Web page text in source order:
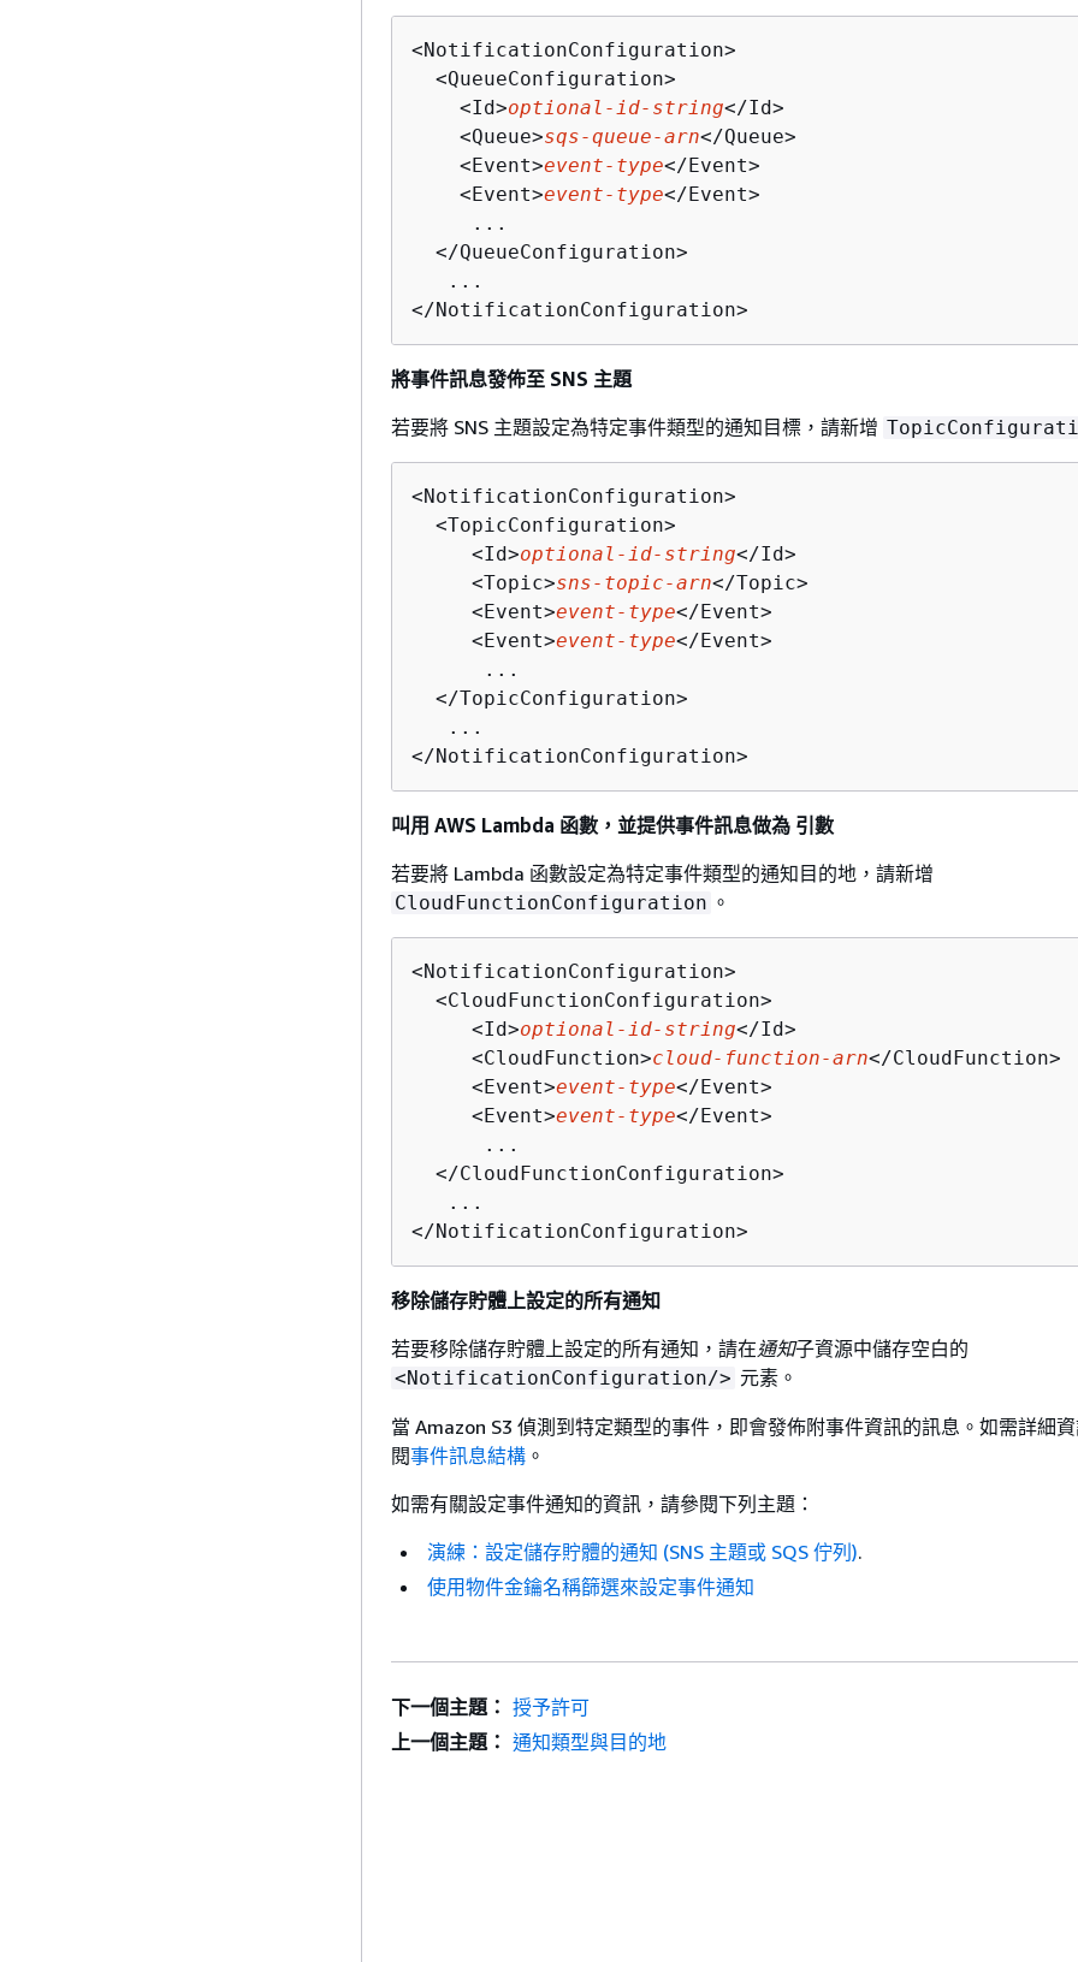
<NotificationConfiguration>
  <QueueConfiguration>
    <Id>
optional-id-string</Id>
    <Queue>
sqs-queue-arn</Queue>
    <Event>
event-type</Event>
    <Event>
event-type</Event>
     ...
  </QueueConfiguration>
   ...
</NotificationConfiguration>
將事件訊息發佈至 SNS 主題
若要將 SNS 主題設定為特定事件類型的通知目標，請新增
<NotificationConfiguration>
  <TopicConfiguration>
     <Id>
optional-id-string</Id>
     <Topic>
sns-topic-arn</Topic>
     <Event>
event-type</Event>
     <Event>
event-type</Event>
      ...
  </TopicConfiguration>
   ...
</NotificationConfiguration>
叫用 AWS Lambda 函數，並提供事件訊息做為 引數
若要將 Lambda 函數設定為特定事件類型的通知目的地，請新增
CloudFunctionConfiguration 。
<NotificationConfiguration>
  <CloudFunctionConfiguration>
     <Id>
optional-id-string</Id>
     <CloudFunction>
cloud-function-arn</
     <Event>
event-type</Event>
     <Event>
event-type</Event>
      ...
  </CloudFunctionConfiguration>
   ...
</NotificationConfiguration>
移除儲存貯體上設定的所有通知
若要移除儲存貯體上設定的所有通知，請在通知子資源中儲存空白的
<NotificationConfiguration/> 元素。
當 Amazon S3 偵測到特定類型的事件，即會發佈附事件資訊的訊息。如需詳細
閱事件訊息結構 。
如需有關設定事件通知的資訊，請參閱下列主題：
演練：設定儲存貯體的通知 (SNS 主題或 SQS 佇列).
使用物件金鑰名稱篩選來設定事件通知
下一個主題： 授予許可
上一個主題： 通知類型與目的地